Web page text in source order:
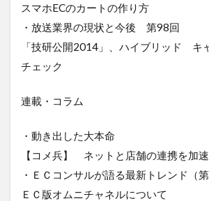
スマホECのカートの作り方
・放送業界の現状と今後 第98回
「技研公開2014」、ハイブリッド キ
チェック
連載・コラム
・動き出した大本命
【コメ兵】 ネットと店舗の連携を加速
・ＥＣコンサルが語る最新トレンド（第
ＥＣ版オムニチャネルについて